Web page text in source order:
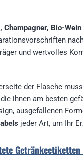
Champagner, Bio-Wein
und wertvolles
der Flasche
ihnen am besten
ausgefallenen
jeder Art, um Ihr